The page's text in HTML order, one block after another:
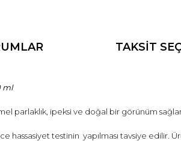
TAKSİT
ml
parlaklık, ipeksi ve doğal bir görünüm
hassasiyet testinin yapılması tavsiye